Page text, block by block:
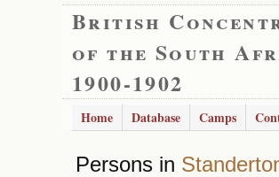
British
of the South
1900-1902
Home Database Camps
Persons in